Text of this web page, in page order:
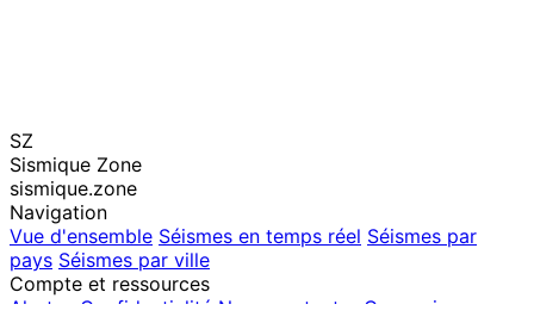
SZ
Sismique Zone
sismique.zone
Navigation
Vue d'ensemble Séismes en temps réel Séismes par
pays Séismes par ville
Compte et ressources
Alertes
Confidentialité Nous contacter Connexion